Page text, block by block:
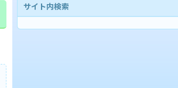
サイト内検索